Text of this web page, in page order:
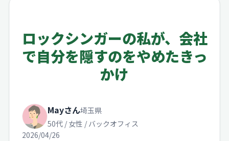
ロックシンガーの私が、会社
で自分を隠すのをやめたきっ
かけ
Mayさん埼玉県
50代 / 女性 / バックオフィス
2026/04/26